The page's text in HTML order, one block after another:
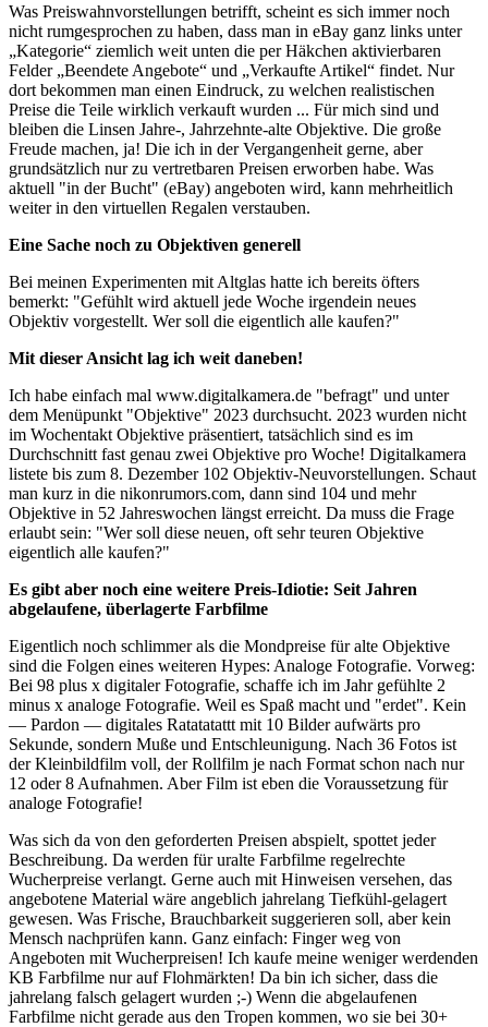
Was Preiswahnvorstellungen betrifft, scheint es sich immer noch
nicht rumgesprochen zu haben, dass man in eBay ganz links unter
„Kategorie“ ziemlich weit unten die per Häkchen aktivierbaren
Felder „Beendete Angebote“ und „Verkaufte Artikel“ findet. Nur
dort bekommen man einen Eindruck, zu welchen realistischen
Preise die Teile wirklich verkauft wurden ... Für mich sind und
bleiben die Linsen Jahre-, Jahrzehnte-alte Objektive. Die große
Freude machen, ja! Die ich in der Vergangenheit gerne, aber
grundsätzlich nur zu vertretbaren Preisen erworben habe. Was
aktuell "in der Bucht" (eBay) angeboten wird, kann mehrheitlich
weiter in den virtuellen Regalen verstauben.
Eine Sache noch zu Objektiven generell
Bei meinen Experimenten mit Altglas hatte ich bereits öfters
bemerkt: "Gefühlt wird aktuell jede Woche irgendein neues
Objektiv vorgestellt. Wer soll die eigentlich alle kaufen?"
Mit dieser Ansicht lag ich weit daneben!
Ich habe einfach mal www.digitalkamera.de "befragt" und unter
dem Menüpunkt "Objektive" 2023 durchsucht. 2023 wurden nicht
im Wochentakt Objektive präsentiert, tatsächlich sind es im
Durchschnitt fast genau zwei Objektive pro Woche! Digitalkamera
listete bis zum 8. Dezember 102 Objektiv-Neuvorstellungen. Schaut
man kurz in die nikonrumors.com, dann sind 104 und mehr
Objektive in 52 Jahreswochen längst erreicht. Da muss die Frage
erlaubt sein: "Wer soll diese neuen, oft sehr teuren Objektive
eigentlich alle kaufen?"
Es gibt aber noch eine weitere Preis-Idiotie: Seit Jahren
abgelaufene, überlagerte Farbfilme
Eigentlich noch schlimmer als die Mondpreise für alte Objektive
sind die Folgen eines weiteren Hypes: Analoge Fotografie. Vorweg:
Bei 98 plus x digitaler Fotografie, schaffe ich im Jahr gefühlte 2
minus x analoge Fotografie. Weil es Spaß macht und "erdet". Kein
— Pardon — digitales Ratatatattt mit 10 Bilder aufwärts pro
Sekunde, sondern Muße und Entschleunigung. Nach 36 Fotos ist
der Kleinbildfilm voll, der Rollfilm je nach Format schon nach nur
12 oder 8 Aufnahmen. Aber Film ist eben die Voraussetzung für
analoge Fotografie!
Was sich da von den geforderten Preisen abspielt, spottet jeder
Beschreibung. Da werden für uralte Farbfilme regelrechte
Wucherpreise verlangt. Gerne auch mit Hinweisen versehen, das
angebotene Material wäre angeblich jahrelang Tiefkühl-gelagert
gewesen. Was Frische, Brauchbarkeit suggerieren soll, aber kein
Mensch nachprüfen kann. Ganz einfach: Finger weg von
Angeboten mit Wucherpreisen! Ich kaufe meine weniger werdenden
KB Farbfilme nur auf Flohmärkten! Da bin ich sicher, dass die
jahrelang falsch gelagert wurden ;-) Wenn die abgelaufenen
Farbfilme nicht gerade aus den Tropen kommen, wo sie bei 30+